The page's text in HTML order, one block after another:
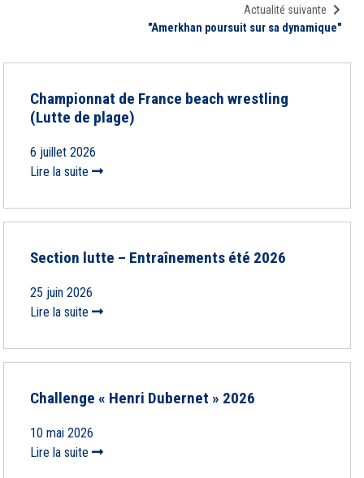
Actualité suivante
"Amerkhan poursuit sur sa dynamique"
Championnat de France beach wrestling
(Lutte de plage)
6 juillet 2026
Lire la suite
Section lutte – Entraînements été 2026
25 juin 2026
Lire la suite
Challenge « Henri Dubernet » 2026
10 mai 2026
Lire la suite